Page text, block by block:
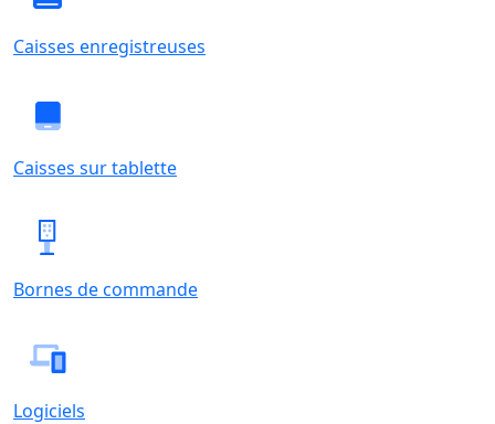
Caisses enregistreuses
Caisses sur tablette
Bornes de commande
Logiciels